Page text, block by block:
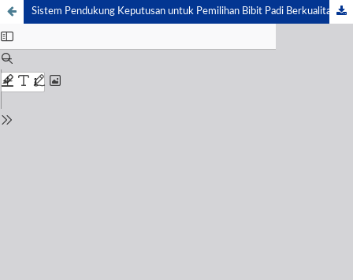
Sistem Pendukung Keputusan untuk Pemilihan Bibit Padi Berkualitas di Rawang Panca Arga menggunakan Kombinasi AHP dan MAUT